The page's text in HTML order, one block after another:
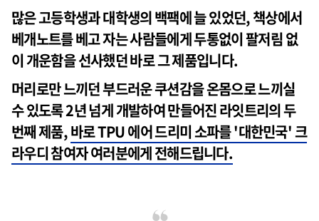
많은 고등학생과 대학생의 백팩에 늘 있었던, 책상에서
베개노트를 베고 자는 사람들에게 두통없이 팔저림 없
이 개운함을 선사했던 바로 그 제품입니다.
머리로만 느끼던 부드러운 쿠션감을 온몸으로 느끼실
수 있도록 2년 넘게 개발하여 만들어진 라잇트리의 두
번째 제품,바로 TPU 에어 드리미 소파를 '대한민국' 크
라우디 참여자 여러분에게 전해드립니다.